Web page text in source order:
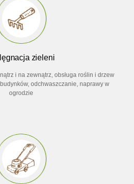
zieleni
i na zewnątrz, obsługa roślin i drzew
odchwaszczanie, naprawy w
ogrodzie